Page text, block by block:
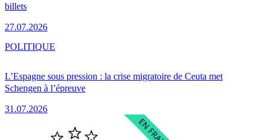
billets
27.07.2026
L’Espagne sous pression : la crise migratoire de Ceuta met
Schengen à l’épreuve
31.07.2026
POLITIQUE